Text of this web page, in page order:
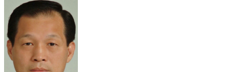
資
訊
訊
息